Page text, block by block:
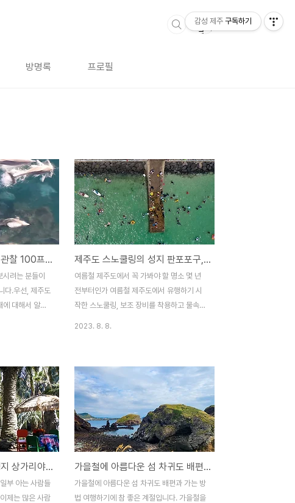
방명록 프로필
제주도 남방큰돌고래 관찰 100프로 성공하는 법
려는 분들이
다.우선, 제주도
에 대해서 알고
고래는 연안지
, 연안생태계 피
서, 이들의 건강
의 건강 상태를
여겨지고 있습
안에 평생을 정
래가 서식하고
명은 약40년으
마리의 새끼를
제주도 스노쿨링의 성지 판포포구, 가는 길 및 이용방법
여름철 제주도에서 꼭 가봐야 할 명소 몇 년
전부터인가 여름철 제주도에서 유행하기 시
작한 스노쿨링, 보조 장비를 착용하고 물속을
다. 물론 국내에서는 뚜렷한 사계절로 인해
여름철에 국한되어 있긴 하지만, 여름철에 정
말 흔한 광경이 되어버렸습니다. 스노쿨링 마
니아들이 찾아 놓은 명소들은 금방 소문이 나
서 피서객들이 몰리기 시작하는데요, 스노쿨
링 명소는 제주도에 아주 많다고 볼 수 있습
니다. 그중에서도 가장 소문난 성지는 바로
서귀포시에 있는 황우지 해안인데요, 안타깝
게도 올해부터 황우지 해안은 출입이 금지되
2023. 8. 8.
제주도 이국적인 여행지 상가리야자숲
부 아는 사람들
제는 많은 사람
가을철에 아름다운 섬 차귀도 배편과 가는 방법
가을철에 아름다운 섬 차귀도 배편과 가는 방
법 여행하기에 참 좋은 계절입니다. 가을철을
감성 제주 구독하기